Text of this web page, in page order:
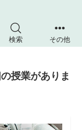
検索 その他
授業がありま